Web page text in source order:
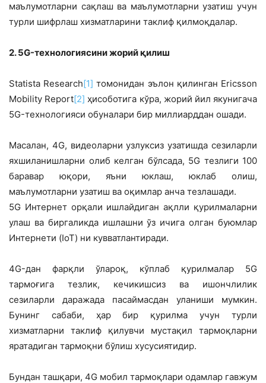
маълумотларни сақлаш ва маълумотларни узатиш учун
турли шифрлаш хизматларини таклиф қилмоқдалар.
2. 5G-технологиясини жорий қилиш
Statista Research[1] томонидан эълон қилинган Ericsson
Mobility Report[2] ҳисоботига кўра, жорий йил якунигача
5G-технологияси обуналари бир миллиарддан ошади.
Масалан, 4G, видеоларни узлуксиз узатишда сезиларли
яхшиланишларни олиб келган бўлсада, 5G тезлиги 100
баравар юқори, яъни юклаш, юклаб олиш,
маълумотларни узатиш ва оқимлар анча тезлашади.
5G Интернет орқали ишлайдиган ақлли қурилмаларни
улаш ва биргаликда ишлашни ўз ичига олган буюмлар
Интернети (IoT) ни кувватлантиради.
4G-дан фарқли ўлароқ, кўплаб қурилмалар 5G
тармоғига тезлик, кечикишсиз ва ишончлилик
сезиларли даражада пасаймасдан уланиши мумкин.
Бунинг сабаби, ҳар бир қурилма учун турли
хизматларни таклиф қилувчи мустақил тармоқларни
яратадиган тармоқни бўлиш хусусиятидир.
Бундан ташқари, 4G мобил тармоқлари одамлар гавжум